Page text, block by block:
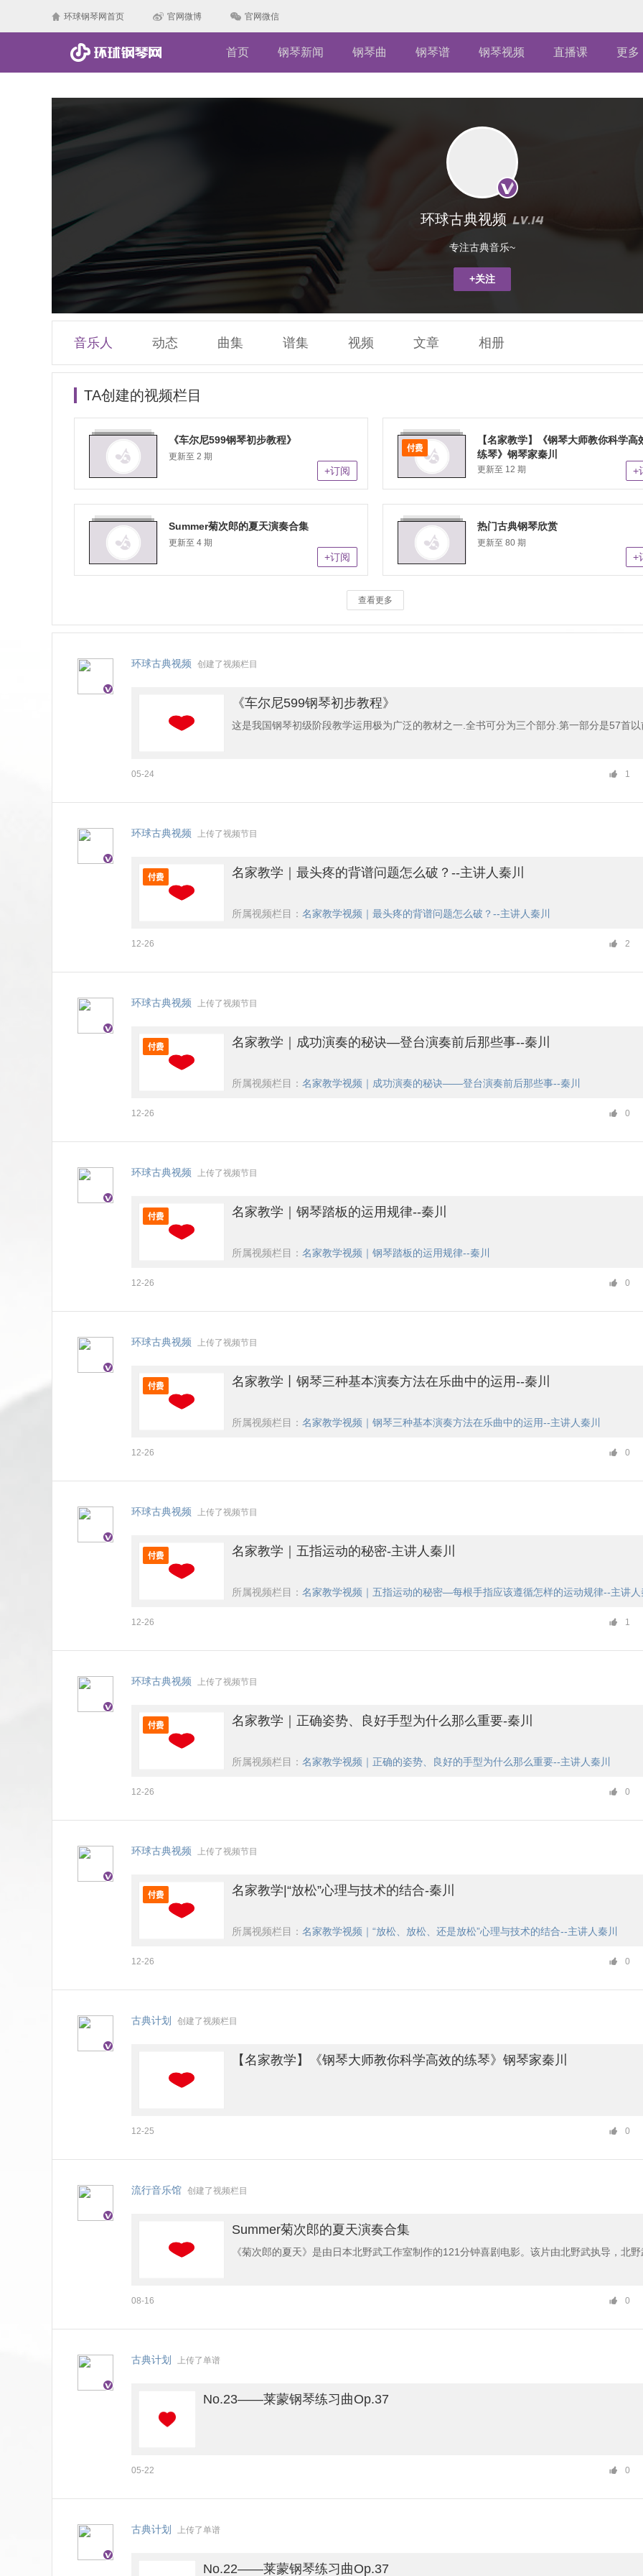
环球钢琴网首页 官网微博 官网微信
首页 钢琴新闻 钢琴曲 钢琴谱 钢琴视频 直播课 更多
环球古典视频
专注古典音乐~
+关注
音乐人 动态 曲集 谱集 视频 文章 相册
TA创建的视频栏目
《车尔尼599钢琴初步教程》
更新至 2 期
+订阅
【名家教学】《钢琴大师教你科学高
练琴》钢琴家秦川
更新至 12 期 +
Summer菊次郎的夏天演奏合集
更新至 4 期
+订阅
热门古典钢琴欣赏
更新至 80 期
+
查看更多
环球古典视频 创建了视频栏目
《车尔尼599钢琴初步教程》
这是我国钢琴初级阶段教学运用极为广泛的教材之一.全书可分为三个部分.第一部分是57首以
58~79首.58首到70首饰训练快速练习,这里的快速是针对前阶段而言的,在学生走法正确的基
要求初步加快速度.71首~79首是带装饰音与不带装饰音的旋律练习.练习时先慢速,把节奏弹准
05-24 1
环球古典视频 上传了视频节目
名家教学｜最头疼的背谱问题怎么破？--主讲人秦川
所属视频栏目： 名家教学视频｜最头疼的背谱问题怎么破？--主讲人秦川
12-26 2
环球古典视频 上传了视频节目
名家教学｜成功演奏的秘诀—登台演奏前后那些事--秦川
所属视频栏目： 名家教学视频｜成功演奏的秘诀——登台演奏前后那些事--秦川
12-26 0
环球古典视频 上传了视频节目
名家教学｜钢琴踏板的运用规律--秦川
所属视频栏目： 名家教学视频｜钢琴踏板的运用规律--秦川
12-26 0
环球古典视频 上传了视频节目
名家教学丨钢琴三种基本演奏方法在乐曲中的运用--秦川
所属视频栏目： 名家教学视频｜钢琴三种基本演奏方法在乐曲中的运用--主讲人秦川
12-26 0
环球古典视频 上传了视频节目
名家教学｜五指运动的秘密-主讲人秦川
所属视频栏目： 名家教学视频｜五指运动的秘密—每根手指应该遵循怎样的运动规律--主讲人
12-26 1
环球古典视频 上传了视频节目
名家教学｜正确姿势、良好手型为什么那么重要-秦川
所属视频栏目： 名家教学视频｜正确的姿势、良好的手型为什么那么重要--主讲人秦川
12-26 0
环球古典视频 上传了视频节目
名家教学|“放松”心理与技术的结合-秦川
所属视频栏目： 名家教学视频｜“放松、放松、还是放松”心理与技术的结合--主讲人秦川
12-26 0
古典计划 创建了视频栏目
【名家教学】《钢琴大师教你科学高效的练琴》钢琴家秦川
12-25 0
流行音乐馆 创建了视频栏目
Summer菊次郎的夏天演奏合集
《菊次郎的夏天》是由日本北野武工作室制作的121分钟喜剧电影。该片由北野武执导，北
由北野武自编自导自演的清新温情的杰作。主题音乐summer穿插于整个故事中为让人感受
的各段情节中，让观众随着音乐感受故事中的惬意，也随着音乐感受剧情发展微微的起伏；
08-16 0
古典计划 上传了单谱
No.23——莱蒙钢琴练习曲Op.37
05-22 0
古典计划 上传了单谱
No.22——莱蒙钢琴练习曲Op.37